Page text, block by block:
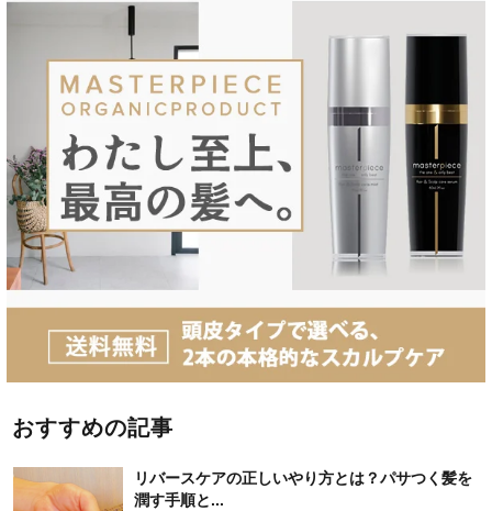
おすすめの記事
リバースケアの正しいやり方とは？パサつく髪を
潤す手順と...